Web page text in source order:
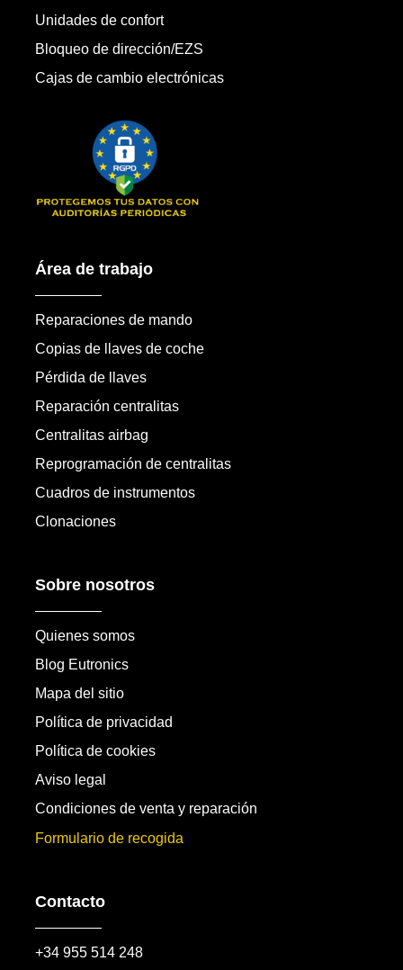
Unidades de confort
Bloqueo de dirección/EZS
Cajas de cambio electrónicas
Área de trabajo
Reparaciones de mando
Copias de llaves de coche
Pérdida de llaves
Reparación centralitas
Centralitas airbag
Reprogramación de centralitas
Cuadros de instrumentos
Clonaciones
Sobre nosotros
Quienes somos
Blog Eutronics
Mapa del sitio
Política de privacidad
Política de cookies
Aviso legal
Condiciones de venta y reparación
Formulario de recogida
Contacto
+34 955 514 248